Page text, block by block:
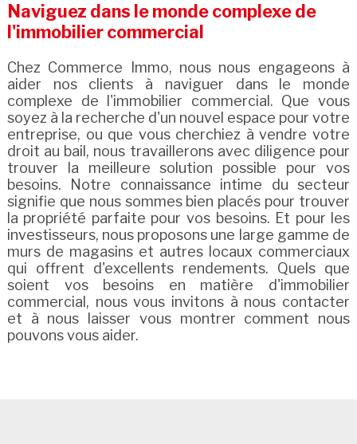
Naviguez dans le monde complexe de
l'immobilier commercial
Chez Commerce Immo, nous nous engageons à
aider nos clients à naviguer dans le monde
complexe de l'immobilier commercial. Que vous
soyez à la recherche d'un nouvel espace pour votre
entreprise, ou que vous cherchiez à vendre votre
droit au bail, nous travaillerons avec diligence pour
trouver la meilleure solution possible pour vos
besoins. Notre connaissance intime du secteur
signifie que nous sommes bien placés pour trouver
la propriété parfaite pour vos besoins. Et pour les
investisseurs, nous proposons une large gamme de
murs de magasins et autres locaux commerciaux
qui offrent d'excellents rendements. Quels que
soient vos besoins en matière d'immobilier
commercial, nous vous invitons à nous contacter
et à nous laisser vous montrer comment nous
pouvons vous aider.